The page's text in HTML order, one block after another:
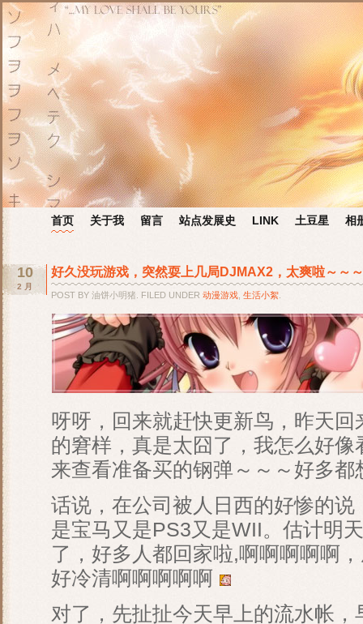
首页 关于我 留言 站点发展史 LINK 土豆星 相
10
2 月
好久没玩游戏，突然耍上几局DJMAX2，太爽啦～～～
POST BY 油饼小明猪. FILED UNDER 动漫游戏 生活小絮
呀呀，回来就赶快更新鸟，昨天
的窘样，真是太囧了，我怎么好
来查看准备买的钢弹～～～好多
话说，在公司被人日西的好惨的
是宝马又是PS3又是WII。估计明
了，好多人都回家啦,啊啊啊啊啊
好冷清啊啊啊啊啊
对了，先扯扯今天早上的流水帐